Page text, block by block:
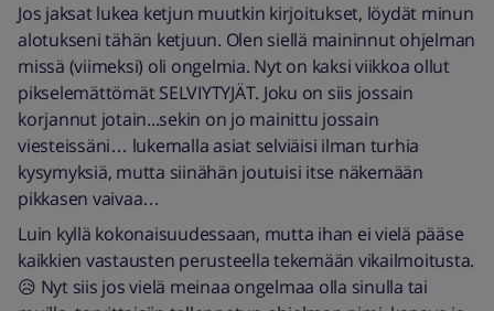
Jos jaksat lukea ketjun muutkin kirjoitukset, löydät minun
alotukseni tähän ketjuun. Olen siellä maininnut ohjelman
missä (viimeksi) oli ongelmia. Nyt on kaksi viikkoa ollut
pikselemättömät SELVIYTYJÄT. Joku on siis jossain
korjannut jotain...sekin on jo mainittu jossain
viesteissäni… lukemalla asiat selviäisi ilman turhia
kysymyksiä, mutta siinähän joutuisi itse näkemään
pikkasen vaivaa…
Luin kyllä kokonaisuudessaan, mutta ihan ei vielä pääse
kaikkien vastausten perusteella tekemään vikailmoitusta.
😥 Nyt siis jos vielä meinaa ongelmaa olla sinulla tai